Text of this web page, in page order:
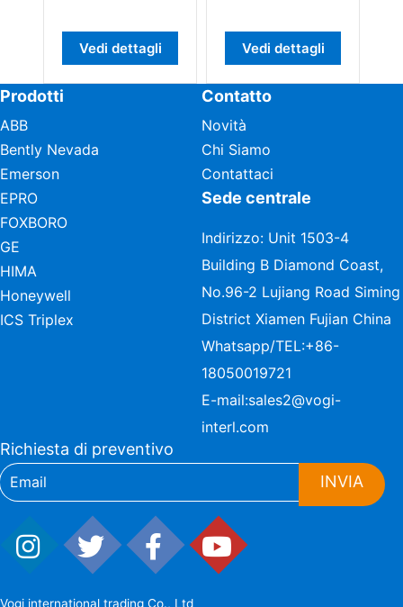
Vedi dettagli Vedi dettagli
Prodotti
ABB
Bently Nevada
Emerson
EPRO
FOXBORO
GE
HIMA
Honeywell
ICS Triplex
Contatto
Novità
Chi Siamo
Contattaci
Sede centrale
Indirizzo: Unit 1503-4
Building B Diamond Coast,
No.96-2 Lujiang Road Siming
District Xiamen Fujian China
Whatsapp/TEL:+86-
18050019721
E-mail:sales2@vogi-
interl.com
Richiesta di preventivo
INVIA
Vogi international trading Co., Ltd